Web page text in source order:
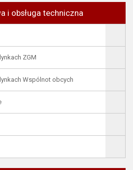
i obsługa techniczna
ZGM
Wspólnot obcych